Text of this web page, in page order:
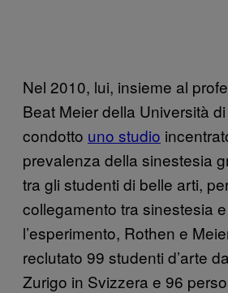
Nel 2010, lui, insieme al
Beat Meier della Università
condotto uno studio
prevalenza della sinestesia
tra gli studenti di belle arti,
collegamento tra sinestesia
l’esperimento, Rothen e
reclutato 99 studenti d’arte
Zurigo in Svizzera e 96